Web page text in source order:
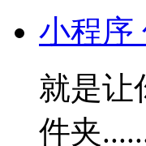
小程序
就是让
件夹